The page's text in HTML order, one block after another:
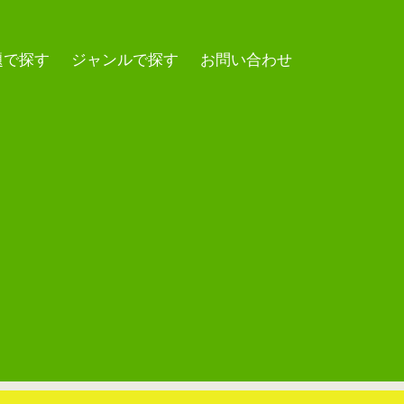
探す ジャンルで探す お問い合わせ